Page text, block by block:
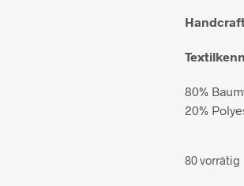
80%
20%
80 vorrätig